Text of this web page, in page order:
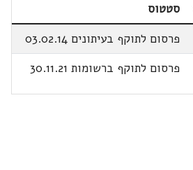
סטטוס
פרסום לתוקף בעיתונים 03.02.14
פרסום לתוקף ברשומות 30.11.21